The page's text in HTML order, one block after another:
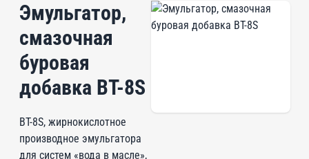
Эмульгатор,
смазочная
буровая
добавка BT-8S
BT-8S, жирнокислотное
производное эмульгатора
для систем «вода в масле»,